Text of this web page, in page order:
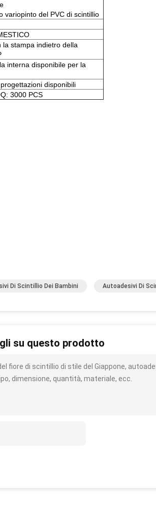
variopinto del PVC di scintillio
stampa indietro della
interna disponibile per la
disponibili
3000 PCS
Di Scintillio Dei Bambini Autoadesivi Di
su questo prodotto
fiore di scintillio di stile del Giappone,
dimensione, quantità, materiale, ecc.